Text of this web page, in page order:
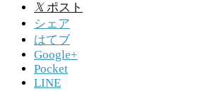
𝕏 ポスト
シェア
はてブ
Google+
Pocket
LINE